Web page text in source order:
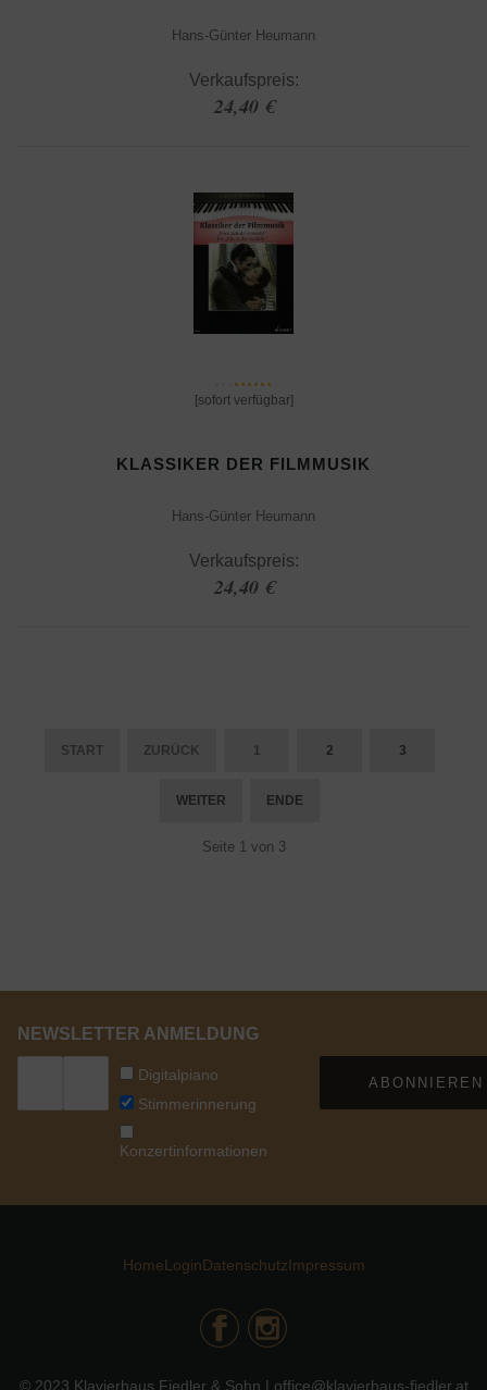
Hans-Günter Heumann
Verkaufspreis:
24,40 €
[sofort verfügbar]
KLASSIKER DER FILMMUSIK
Hans-Günter Heumann
Verkaufspreis:
24,40 €
START ZURÜCK 1 2 3
WEITER ENDE
Seite 1 von 3
NEWSLETTER ANMELDUNG
Digitalpiano
Stimmerinnerung
Konzertinformationen
ABONNIEREN
HomeLoginDatenschutzImpressum
© 2023 Klavierhaus Fiedler & Sohn | office@klavierhaus-fiedler.at